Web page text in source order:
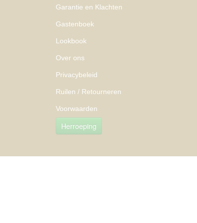
Garantie en Klachten
Gastenboek
Lookbook
Over ons
Privacybeleid
Ruilen / Retourneren
Voorwaarden
Herroeping